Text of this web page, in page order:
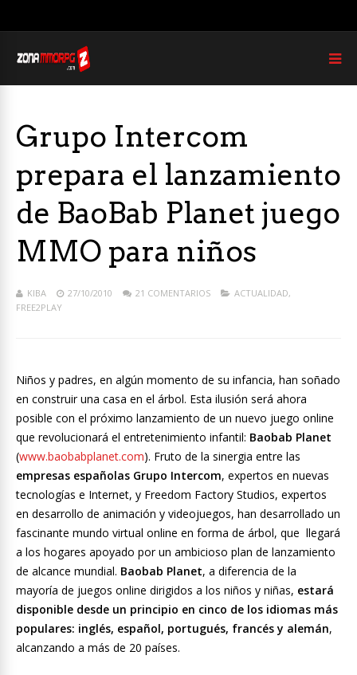
Grupo Intercom
prepara el lanzamiento
de BaoBab Planet juego
MMO para niños
KIBA 27/10/2010 21 COMENTARIOS ACTUALIDAD,
FREE2PLAY
Niños y padres, en algún momento de su infancia, han soñado
en construir una casa en el árbol. Esta ilusión será ahora
posible con el próximo lanzamiento de un nuevo juego online
que revolucionará el entretenimiento infantil: Baobab Planet
(www.baobabplanet.com). Fruto de la sinergia entre las
empresas españolas Grupo Intercom, expertos en nuevas
tecnologías e Internet, y Freedom Factory Studios, expertos
en desarrollo de animación y videojuegos, han desarrollado un
fascinante mundo virtual online en forma de árbol, que llegará
a los hogares apoyado por un ambicioso plan de lanzamiento
de alcance mundial. Baobab Planet, a diferencia de la
mayoría de juegos online dirigidos a los niños y niñas, estará
disponible desde un principio en cinco de los idiomas más
populares: inglés, español, portugués, francés y alemán,
alcanzando a más de 20 países.